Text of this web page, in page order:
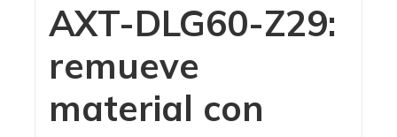
AXT-DLG60-Z29:
remueve
material con